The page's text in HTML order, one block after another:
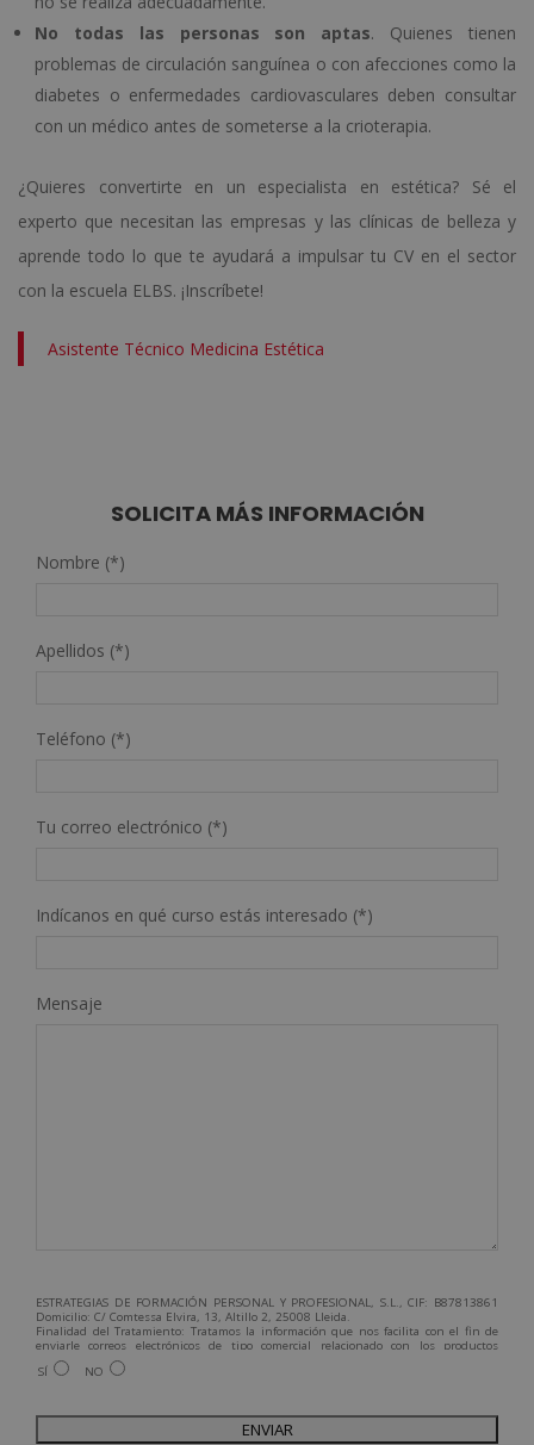
No todas las personas son aptas. Quienes tienen
problemas de circulación sanguínea o con afecciones como la
diabetes o enfermedades cardiovasculares deben consultar
con un médico antes de someterse a la crioterapia.
¿Quieres convertirte en un especialista en estética? Sé el
experto que necesitan las empresas y las clínicas de belleza y
aprende todo lo que te ayudará a impulsar tu CV en el sector
con la escuela ELBS. ¡Inscríbete!
Asistente Técnico Medicina Estética
SOLICITA MÁS INFORMACIÓN
Nombre (*)
Apellidos (*)
Teléfono (*)
Tu correo electrónico (*)
Indícanos en qué curso estás interesado (*)
Mensaje
ESTRATEGIAS DE FORMACIÓN PERSONAL Y PROFESIONAL, S.L., CIF: B87813861
Domicilio: C/ Comtessa Elvira, 13, Altillo 2, 25008 Lleida.
Finalidad del Tratamiento: Tratamos la información que nos facilita con el fin de
enviarle correos electrónicos de tipo comercial relacionado con los productos
ofrecidos y otros tipo de productos que fueran de su interés.
Legitimación del tratamiento: Consentimiento del interesado.
Para más información consulte nuestra Política de Privacidad.
Desea recibir información comercial (vía telefónica y/o email):
SÍ NO